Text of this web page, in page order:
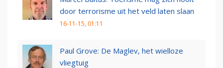
door terrorisme uit het veld laten slaan
16-11-15, 01:11
Paul Grove: De Maglev, het wielloze
vliegtuig